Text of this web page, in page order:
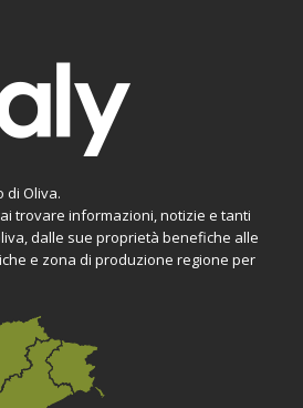
di Oliva.
trovare informazioni, notizie e tanti
dalle sue proprietà benefiche alle
e zona di produzione regione per